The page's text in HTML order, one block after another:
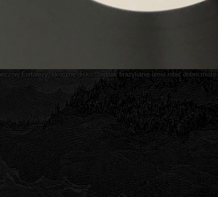
Fortalezy, skoczne disko. Jednak brazylianie umio robić dobro muzo.